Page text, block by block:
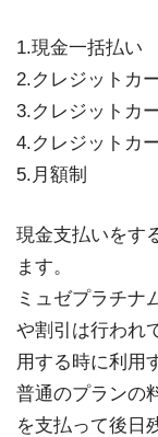
1.現金一括払い
2.クレジットカ
3.クレジットカ
4.クレジットカ
5.月額制
現金支払いをす
ます。
ミュゼプラチナ
や割引は行われ
用する時に利用
普通のプランの
を支払って後日